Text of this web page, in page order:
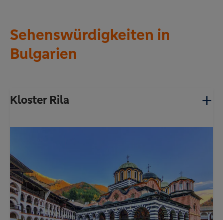
Sehenswürdigkeiten in
Bulgarien
Kloster Rila